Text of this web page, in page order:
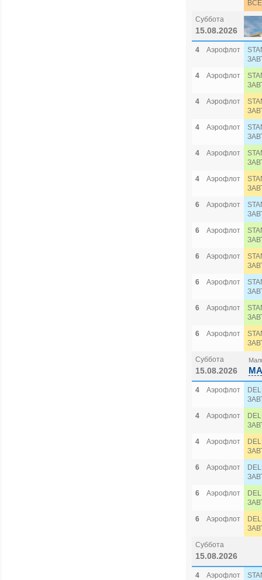
Суббота
15.08.2026
4 Аэрофлот
4
Аэрофлот
4
Аэрофлот
4
Аэрофлот
4
Аэрофлот
4
Аэрофлот
6
Аэрофлот
6
Аэрофлот
6
Аэрофлот
6
Аэрофлот
6
Аэрофлот
6
Аэрофлот
Суббота
15.08.2026
4 Аэрофлот
4
Аэрофлот
4
Аэрофлот
6
Аэрофлот
6
Аэрофлот
6
Аэрофлот
Суббота
15.08.2026
4 Аэрофлот